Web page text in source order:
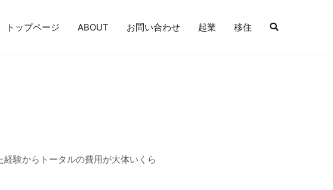
記
トップページ ABOUT お問い合わせ 起業 移住
験からトータルの費用が大体いくら